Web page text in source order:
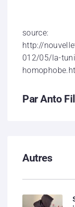
source:
http://
012/05/la-
Par Anto
Autres